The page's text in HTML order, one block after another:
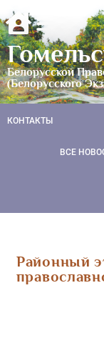
Белорусской
(Белорусского
КОНТАКТЫ
ВСЕ
Районный